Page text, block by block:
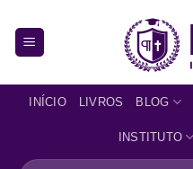
INÍCIO LIVROS BLOG
INSTITUTO